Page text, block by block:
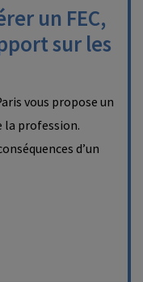
un FEC,
sur les
vous propose un
la profession.
d’un